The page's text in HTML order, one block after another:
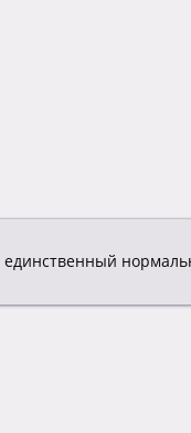
единственный